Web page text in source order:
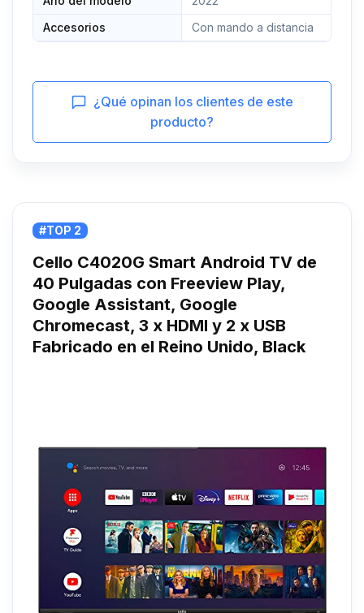
Accesorios
Con mando a distancia
¿Qué opinan los clientes de este
producto?
#TOP 2
Cello C4020G Smart Android TV de
40 Pulgadas con Freeview Play,
Google Assistant, Google
Chromecast, 3 x HDMI y 2 x USB
Fabricado en el Reino Unido, Black